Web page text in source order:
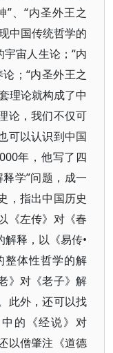
”、“内圣外王之
中国传统哲学的
宙人生论；“内
；“内圣外王之
理论就构成了中
论，我们不仅可
可以认识到中国
年，他写了四
学”问题，成一
，指出中国历史
《左传》对《春
释，以《易传•
整体性哲学的解
》对《老子》解
此外，还可以找
的《经说》对
以僧肇注《道德